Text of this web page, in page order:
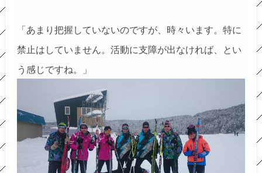
「あまり把握していないのですが、時々います。特に
禁止はしていません。活動に支障が出なければ、とい
う感じですね。」